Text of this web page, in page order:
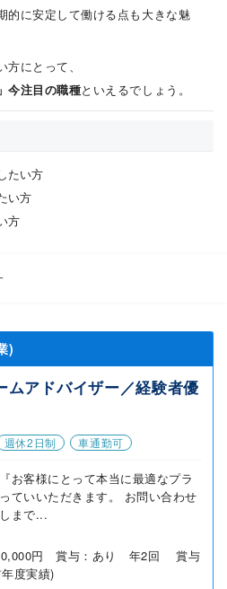
的に安定して働ける点も大きな魅
にとって、
今注目の職種といえるでしょう。
たい方
い方
方
)
ムアドバイザー／経験者優
週休2日制 車通勤可
お客様にとって本当に最適なプラ
ていいただきます。 お問い合わせ
まで...
円 賞与：あり 年2回 賞与
度実績)